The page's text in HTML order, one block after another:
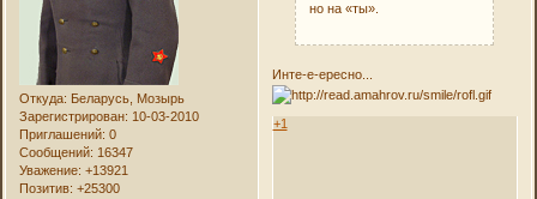
Откуда: Беларусь, Мозырь
Зарегистрирован: 10-03-2010
Приглашений: 0
Сообщений: 16347
Уважение: +13921
Позитив: +25300
но на «ты».
Инте-е-ересно...
+1